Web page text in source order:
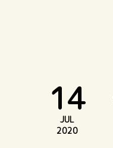
14
JUL
2020